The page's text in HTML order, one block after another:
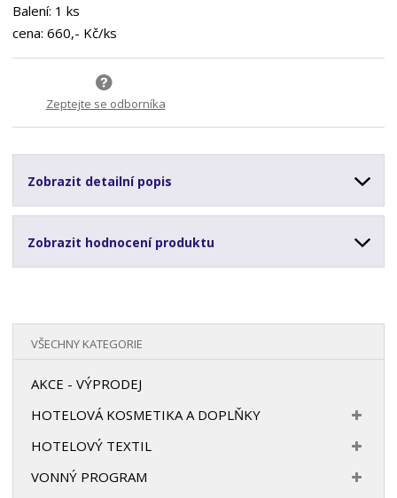
Balení: 1 ks
cena: 660,- Kč/ks
Zeptejte se odborníka
Zobrazit detailní popis
Zobrazit hodnocení produktu
VŠECHNY KATEGORIE
AKCE - VÝPRODEJ
HOTELOVÁ KOSMETIKA A DOPLŇKY
HOTELOVÝ TEXTIL
VONNÝ PROGRAM